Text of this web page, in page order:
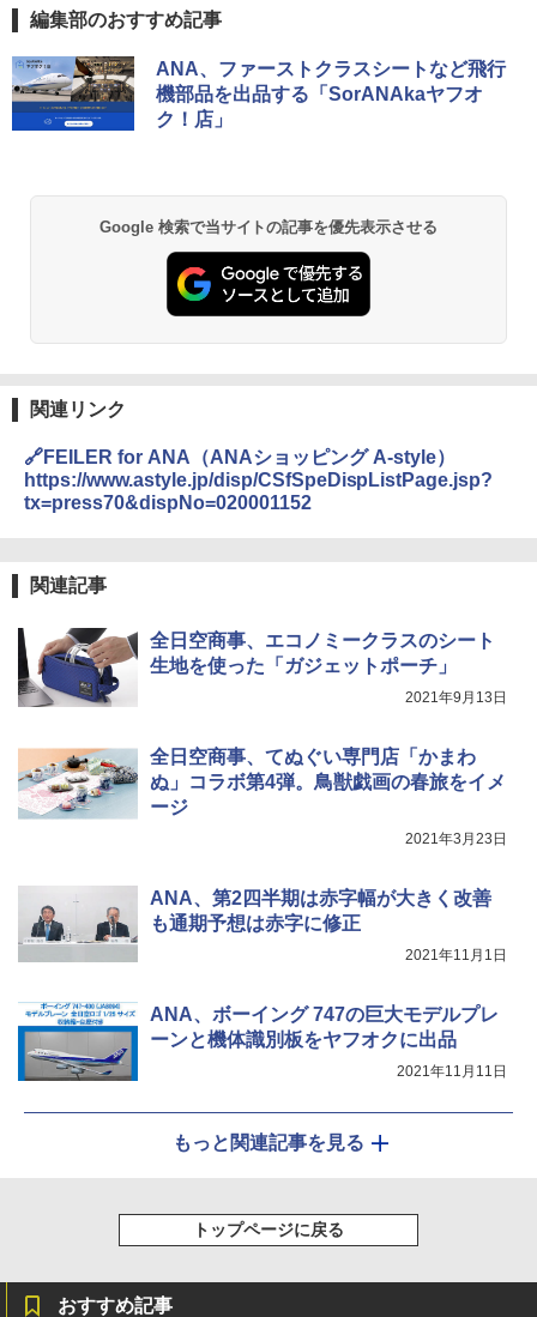
D40 地球の歩き方 チェンマイ タイ北部の魅
力的な町 2026～2027 地球の歩き方D アジア
￥2,079
球の歩き方A ヨーロッパ
￥2,479
￥2,277
地球の歩き方 スター・ウォーズ
新しい日本地理 地図・統計・移動から読み
[キャンパーズコレクション 山善] ポップアッ
プテント 傘みたいに広げて畳める パッとサ
ッとサンシェード キューブ フルクローズ メ
ッシュ 簡単設置 ワンタッチテント キャンプ
PYKES PEAK (パイクスピーク) 着替えテン
ト プライバシー テント 【中が透けない】 1
人用 折りたたみ 防災グッズ 災害用トイレ ビ
ーチ ピクニック ポップアップテント 携帯 簡
ENDLESS BASE 《めざましテレビで紹介》
テント ワンタッチ RENEW 幅200 2-3人用 43
500002(88859)
ーティング フルクローズ メッシュ 3-4人用
簡単設置 ポップアップテント エクルベージ
ュ(BC仕様) PATC-150B(EB)
Coleman(コールマン) ツーリングドーム/LD
X 2人用 3人用 キャンプ アウトドア フェス
収納 コンパクト 簡単設営 カンガルーテント
￥20,718
BUNDOK(バンドック)ソロ ドーム 1 EX BDK
-08EX カーキ ソロキャンプ ポリエステル フ
レーム テント
026リニューアル 急速冷凍 空間倍増 衛生的
コンパクト 保冷力長持ち
￥2,980
付き ヒグマ・イノシシ対策 自治体・教育機
関の購入実績 登山・キャンプ・アウトドア・
防災用品 長期保存可能 緊急時用 日本国内発
送
ラソル ガーデン サイトシート付 折りたたみ
防水 UVカット 4段階高さ調整 軽量 収納袋付
き
ポインターライト 強力 小型 緑色/赤色/青紫色
USB充電式 高精度 超長距離照射 長時間使用
可能 安全ロック付き 高安全性 金属製耐久 コ
￥1,180
編集部のおすすめ記事
ANA、ファーストクラスシートなど飛行
機部品を出品する「SorANAkaヤフオ
ク！店」
Google 検索で当サイトの記事を優先表示させる
関連リンク
🔗FEILER for ANA（ANAショッピング A-style）
https://www.astyle.jp/disp/CSfSpeDispListPage.jsp?
tx=press70&dispNo=020001152
関連記事
全日空商事、エコノミークラスのシート
生地を使った「ガジェットポーチ」
2021年9月13日
全日空商事、てぬぐい専門店「かまわ
ぬ」コラボ第4弾。鳥獣戯画の春旅をイメ
ージ
2021年3月23日
ANA、第2四半期は赤字幅が大きく改善
も通期予想は赤字に修正
2021年11月1日
ANA、ボーイング 747の巨大モデルプレ
ーンと機体識別板をヤフオクに出品
2021年11月11日
もっと関連記事を見る
トップページに戻る
おすすめ記事